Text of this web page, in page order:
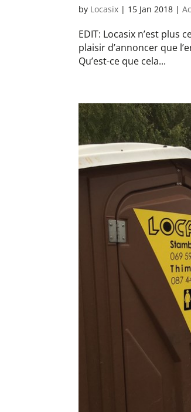
by Locasix | 15 Jan 2018 |
EDIT: Locasix n’est plus
plaisir d’annoncer que
Qu’est-ce que cela...